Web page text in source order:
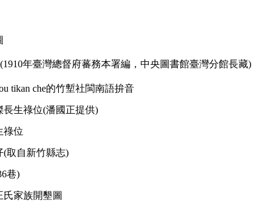
年臺灣總督府蕃務本署編，中央圖書館臺灣分館長藏)
tikan che的竹塹社閩南語拚音
長生祿位(潘國正提供)
祿位
(取自新竹縣志)
巷)
家族開墾圖